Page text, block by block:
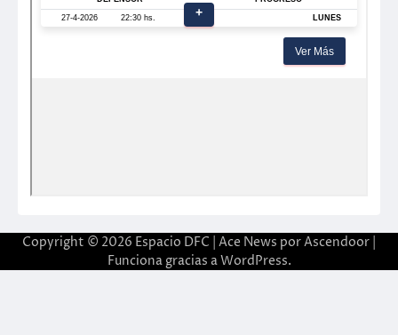
Copyright © 2026 Espacio DFC | Ace News porAscendoor
Funciona gracias aWordPress.